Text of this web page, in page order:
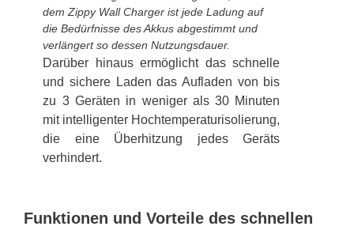
dem Zippy Wall Charger ist jede Ladung auf
die Bedürfnisse des Akkus abgestimmt und
verlängert so dessen Nutzungsdauer.
Darüber hinaus ermöglicht das schnelle
und sichere Laden das Aufladen von bis
zu 3 Geräten in weniger als 30 Minuten
mit intelligenter Hochtemperaturisolierung,
die eine Überhitzung jedes Geräts
verhindert.
Funktionen und Vorteile des schnellen